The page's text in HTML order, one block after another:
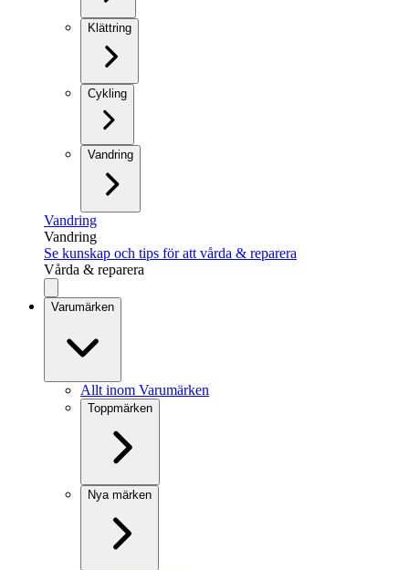
Klättring
Cykling
Vandring
Vandring
Vandring
Se kunskap och tips för att vårda & reparera
Vårda & reparera
Varumärken
Allt inom Varumärken
Toppmärken
Nya märken